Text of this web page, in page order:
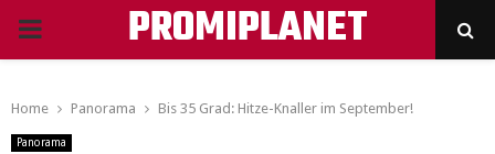
PRIMARY
PROMIPLANET
Home Panorama Bis 35 Grad: Hitze-Knaller im September!
Panorama